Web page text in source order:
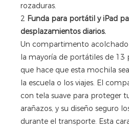
rozaduras.
2 Funda para portátil y iPad
desplazamientos diarios.
Un compartimento
la mayoría de portátiles de 13
que hace que esta mochila
la escuela o los viajes. El
con tela suave para proteger
arañazos, y su diseño seguro
durante el transporte. Esta